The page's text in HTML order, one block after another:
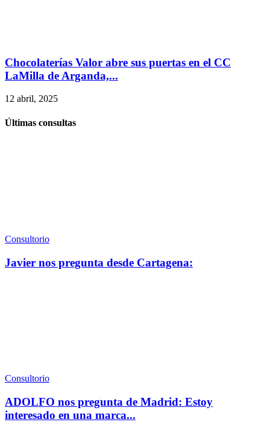
Chocolaterías Valor abre sus puertas en el CC
LaMilla de Arganda,...
12 abril, 2025
Últimas consultas
Consultorio
Javier nos pregunta desde Cartagena:
Consultorio
ADOLFO nos pregunta de Madrid: Estoy
interesado en una marca...